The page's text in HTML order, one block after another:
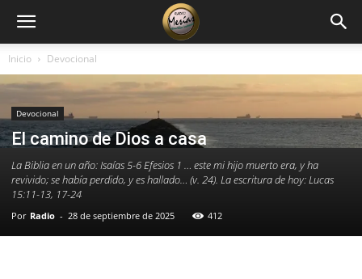
Inicio Devocional
Devocional
El camino de Dios a casa
La Biblia en un año: Isaías 5-6 Efesios 1 … este mi hijo muerto era, y ha
revivido; se había perdido, y es hallado… (v. 24). La escritura de hoy: Lucas
15:11-13, 17-24
Por Radio - 28 de septiembre de 2025 412